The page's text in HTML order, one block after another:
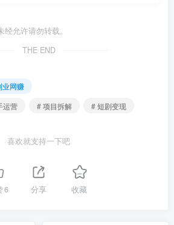
允许请勿转载。
THE END
业网赚
运营 # 项目拆解 # 短剧变现
喜欢就支持一下吧
6 分享 收藏